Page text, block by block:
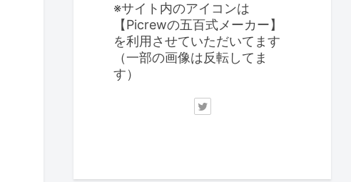
※サイト内のアイコンは
【Picrewの五百式メーカー】
を利用させていただいてます
（一部の画像は反転してま
す）